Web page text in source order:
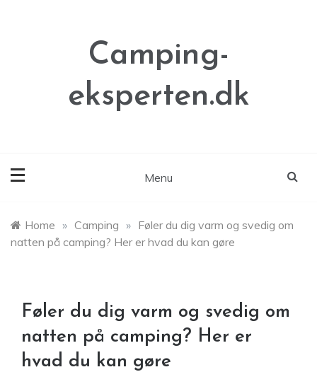
Camping-
eksperten.dk
Menu
Home » Camping » Føler du dig varm og svedig om
natten på camping? Her er hvad du kan gøre
Føler du dig varm og svedig om
natten på camping? Her er
hvad du kan gøre